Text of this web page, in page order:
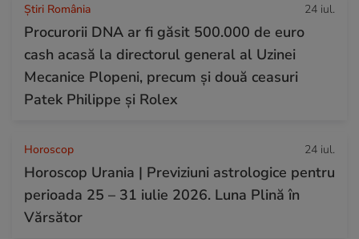
Știri România 24 iul.
Procurorii DNA ar fi găsit 500.000 de euro
cash acasă la directorul general al Uzinei
Mecanice Plopeni, precum și două ceasuri
Patek Philippe și Rolex
Horoscop 24 iul.
Horoscop Urania | Previziuni astrologice pentru
perioada 25 – 31 iulie 2026. Luna Plină în
Vărsător